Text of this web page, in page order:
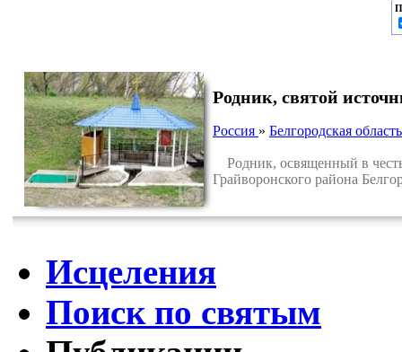
Родник, святой
Россия » Белгородская область
Родник, освященный в
Грайворонского района
Исцеления
Поиск по святым